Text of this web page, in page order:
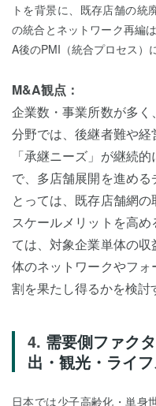
トを背景に、既存店舗の統
の統合とネットワーク再編
A後のPMI（統合プロセス）
M&A観点：
企業数・事業所数が多
分野では、後継者難や
「承継ニーズ」が継続
で、多店舗展開を進め
とっては、既存店舗網
スケールメリットを高
ては、対象企業単体の
体のネットワークやフ
割を果たし得るかを検討
需要側ファク
出・観光・ライフ
日本では少子高齢化・単身